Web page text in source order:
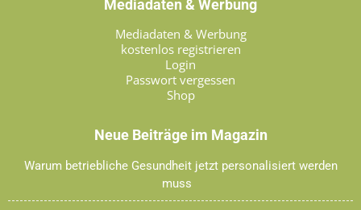
Mediadaten & Werbung
Mediadaten & Werbung
kostenlos registrieren
Login
Passwort vergessen
Shop
Neue Beiträge im Magazin
Warum betriebliche Gesundheit jetzt personalisiert werden
muss